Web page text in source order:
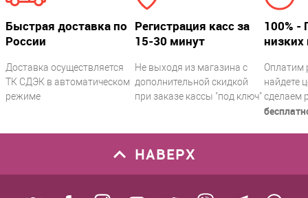
Быстрая доставка по
России
Доставка осуществляется
ТК СДЭК в автоматическом
режиме
Регистрация касс за
15-30 минут
Не выходя из магазина с
дополнительной скидкой
при заказе кассы "под ключ"
100% -
низких
Оплатим
найдете
сделаем
НАВЕРХ